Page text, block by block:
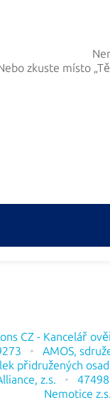
zkuste místo „
CZ - Kancelář
AMOS,
přidružených osad
z.s.
Nemotice z.s.